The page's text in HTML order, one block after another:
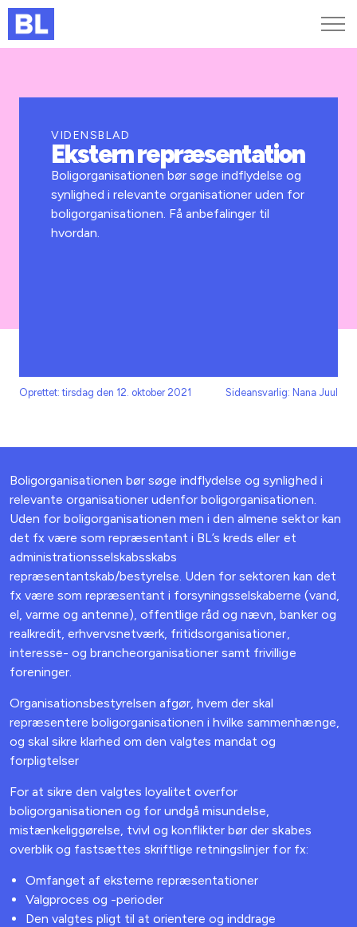
Kurser og arrangementer
Jobportalen
VIDENSBLAD
Ekstern repræsentation
Boligorganisationen bør søge indflydelse og
synlighed i relevante organisationer uden for
boligorganisationen. Få anbefalinger til
hvordan.
Oprettet: tirsdag den 12. oktober 2021 Sideansvarlig: Nana Juul
Boligorganisationen bør søge indflydelse og synlighed i
relevante organisationer udenfor boligorganisationen.
Uden for boligorganisationen men i den almene sektor kan
det fx være som repræsentant i BL’s kreds eller et
administrationsselskabsskabs
repræsentantskab/bestyrelse. Uden for sektoren kan det
fx være som repræsentant i forsyningsselskaberne (vand,
el, varme og antenne), offentlige råd og nævn, banker og
realkredit, erhvervsnetværk, fritidsorganisationer,
interesse- og brancheorganisationer samt frivillige
foreninger.
Organisationsbestyrelsen afgør, hvem der skal
repræsentere boligorganisationen i hvilke sammenhænge,
og skal sikre klarhed om den valgtes mandat og
forpligtelser
For at sikre den valgtes loyalitet overfor
boligorganisationen og for undgå misundelse,
mistænkeliggørelse, tvivl og konflikter bør der skabes
overblik og fastsættes skriftlige retningslinjer for fx:
Omfanget af eksterne repræsentationer
Valgproces og -perioder
Den valgtes pligt til at orientere og inddrage